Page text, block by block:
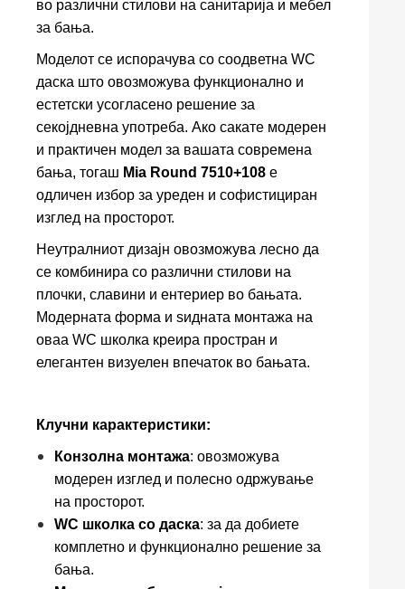
во различни стилови на санитарија и мебел
за бања.
Моделот се испорачува со соодветна WC
даска што овозможува функционално и
естетски усогласено решение за
секојдневна употреба. Ако сакате модерен
и практичен модел за вашата современа
бања, тогаш Mia Round 7510+108 е
одличен избор за уреден и софистициран
изглед на просторот.
Неутралниот дизајн овозможува лесно да
се комбинира со различни стилови на
плочки, славини и ентериер во бањата.
Модерната форма и ѕидната монтажа на
оваа WC школка креира простран и
елегантен визуелен впечаток во бањата.
Клучни карактеристики:
Конзолна монтажа: овозможува
модерен изглед и полесно одржување
на просторот.
WC школка со даска: за да добиете
комплетно и функционално решение за
бања.